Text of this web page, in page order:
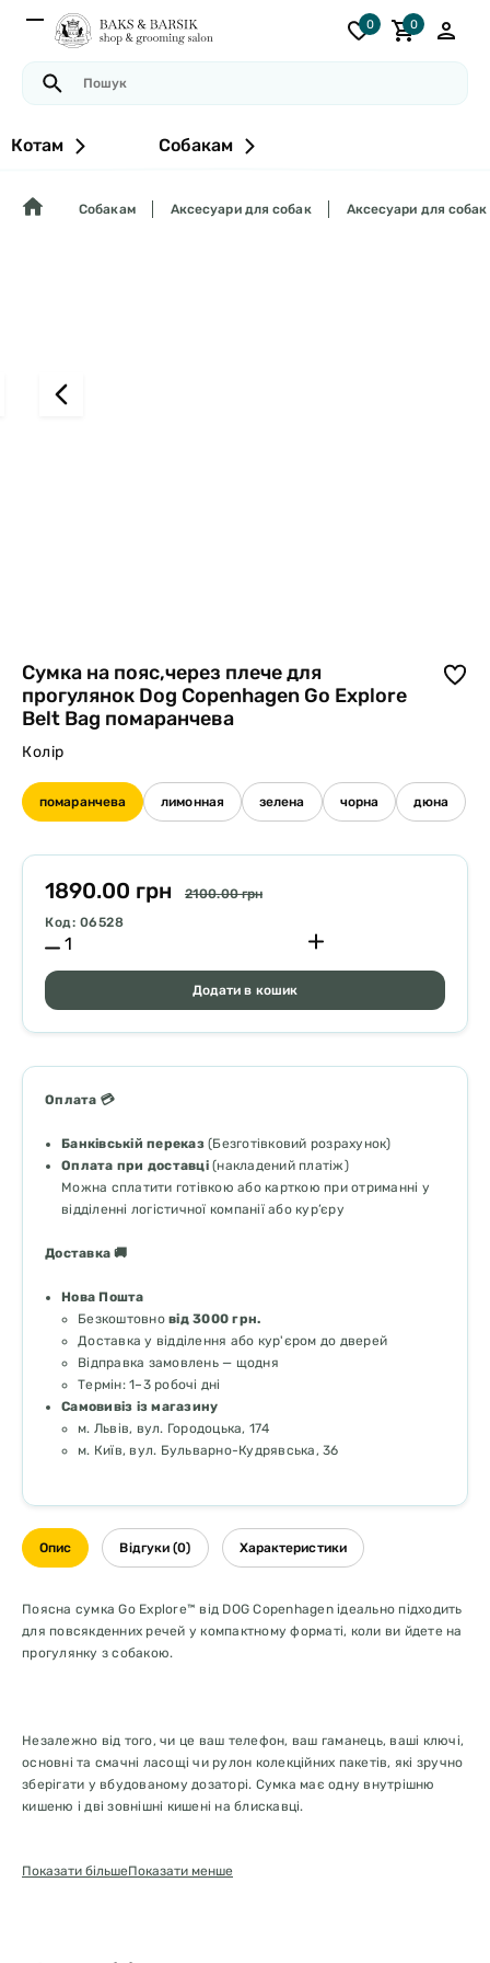
0 0
Котам Собакам
Собакам Аксесуари для собак Аксесуари для собак
Сумка на пояс,через плече для
прогулянок Dog Copenhagen Go Explore
Belt Bag помаранчева
Колір
помаранчева лимонная зелена чорна дюна
1890.00 грн
2100.00 грн
Код: 06528
Додати в кошик
Оплата 💳
Банківській переказ(Безготівковий розрахунок)
Оплата при доставці(накладений платіж)
Можна сплатити готівкою або карткою при отриманні у
відділенні логістичної компанії або кур’єру
Доставка 🚚
Нова Пошта
Безкоштовно від 3000 грн.
Доставка у відділення або кур'єром до дверей
Відправка замовлень — щодня
Термін: 1–3 робочі дні
Самовивіз із магазину
м. Львів, вул. Городоцька, 174
м. Київ, вул. Бульварно-Кудрявська, 36
Опис Відгуки (0) Характеристики
Поясна сумка Go Explore™ від DOG Copenhagen ідеально підходить
для повсякденних речей у компактному форматі, коли ви йдете на
прогулянку з собакою.
Незалежно від того, чи це ваш телефон, ваш гаманець, ваші ключі,
основні та смачні ласощі чи рулон колекційних пакетів, які зручно
зберігати у вбудованому дозаторі. Сумка має одну внутрішню
кишеню і дві зовнішні кишені на блискавці.
стрічкою 3M™ допомагає зберегти вміст сумки в безпеці та
регульованому поясу.
Показати більшеПоказати менше